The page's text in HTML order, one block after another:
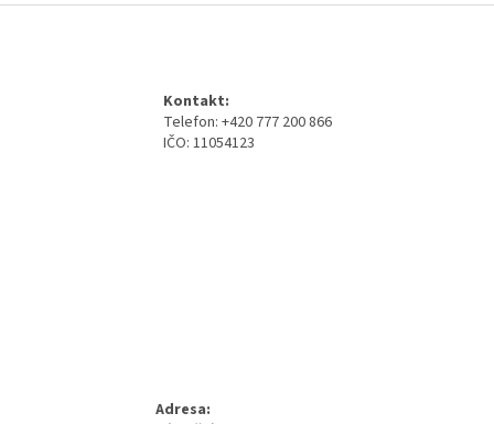
Kontakt:
Telefon: +420 777 200 866
IČO: 11054123
Adresa: